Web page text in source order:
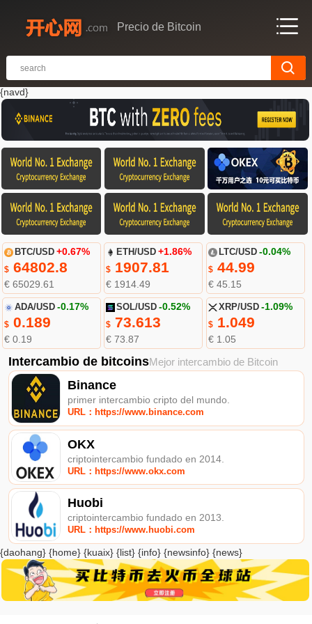
Precio de Bitcoin
{navd}
BTC/USD +0.67%
$64802.8
€ 65029.61
ETH/USD +1.86%
$ 1907.81
€ 1914.49
LTC/USD -0.04%
$44.99
€ 45.15
ADA/USD -0.17%
$0.189
€ 0.19
SOL/USD -0.52%
$ 73.613
€ 73.87
XRP/USD -1.09%
$1.049
€ 1.05
Intercambio de bitcoinsMejor intercambio de Bitcoin
Binance
primer intercambio cripto del mundo.
URL：https://www.binance.com
OKX
criptointercambio fundado en 2014.
URL：https://www.okx.com
Huobi
criptointercambio fundado en 2013.
URL：https://www.huobi.com
{daohang} {home} {kuaix} {list} {info} {newsinfo} {news}